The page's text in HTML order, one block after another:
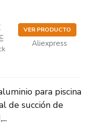
VER PRODUCTO
Aliexpress
para piscina
de succión de